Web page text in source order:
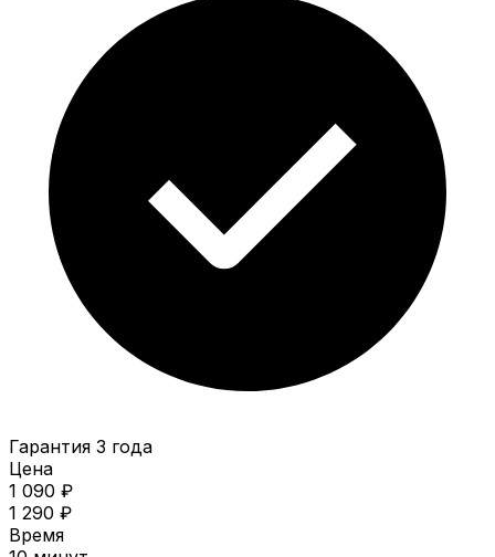
Гарантия 3 года
Цена
1 090 ₽
1 290 ₽
Время